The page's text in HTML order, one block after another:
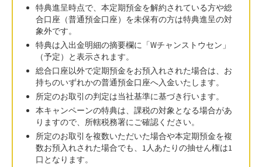
特典進呈時点で、本定期預金を解約されている方や総
合口座（普通預金口座）を未保有の方は特典進呈の対
象外です。
特典は入出金明細の摘要欄に「Wチャンストウセン」
（予定）と表示されます。
総合口座以外で定期預金をお預入れされた場合は、お
持ちのいずれかの普通預金口座へ入金いたします。
所定のお取引の判定は当社基準に基づき行います。
本キャンペーンの特典は、課税の対象となる場合があ
りますので、所轄税務署にご確認ください。
所定のお取引を複数いただいた場合や本定期預金を複
数お預入れされた場合でも、1人あたりの抽せん権は1
口となります。